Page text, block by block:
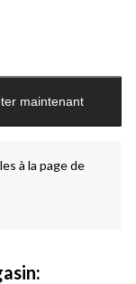
maintenant
à la page de